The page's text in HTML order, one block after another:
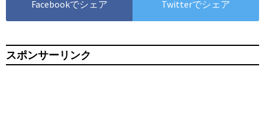
Facebookでシェア Twitterでシェア
スポンサーリンク